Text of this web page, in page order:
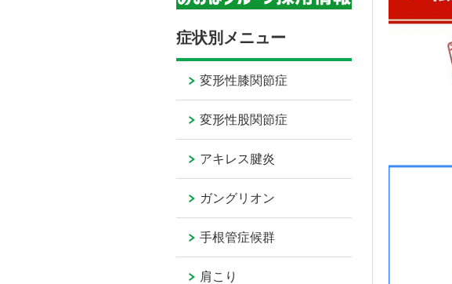
症状別メニュー
変形性膝関節症
変形性股関節症
アキレス腱炎
ガングリオン
手根管症候群
肩こり